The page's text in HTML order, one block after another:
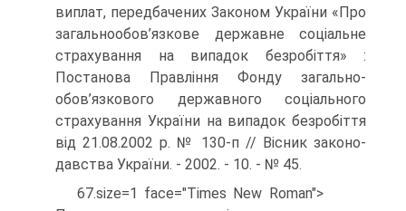
виплат, передбачених Законом України «Про
загальнообов’язкове державне соціальне
страхування на випадок безробіття» :
Постанова Правління Фонду загально­
обов’язкового державного соціального
страхування України на випадок безробіття
від 21.08.2002 р. № 130-п // Вісник законо­
давства України. - 2002. - 10. - № 45.
67.size=1 face="Times New Roman">